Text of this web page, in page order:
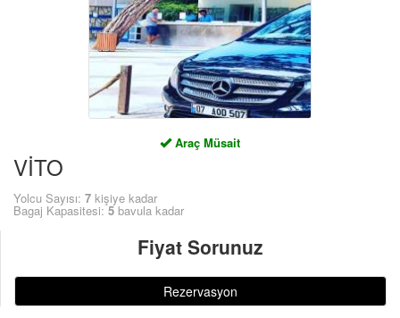
ÜYE GİRİŞİ / KAYIT
Araç Müsait
VİTO
Yolcu Sayısı: 7 kişiye kadar
Bagaj Kapasitesi:5bavula kadar
Fiyat Sorunuz
Rezervasyon